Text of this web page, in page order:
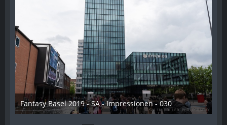
Fantasy Basel 2019 - SA - Impressionen - 030
21. Mai 2019